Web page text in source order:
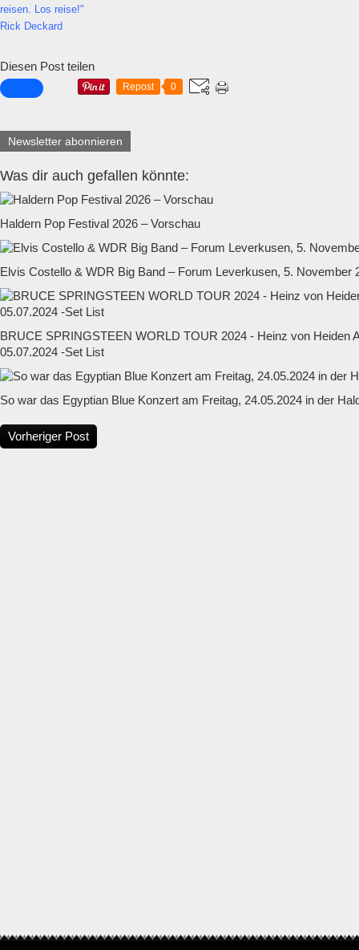
reisen. Los reise!"
Rick Deckard
Diesen Post teilen
Repost 0
Newsletter abonnieren
Was dir auch gefallen könnte:
Haldern Pop Festival 2026 – Vorschau
Elvis Costello & WDR Big Band – Forum Leverkusen, 5. November
BRUCE SPRINGSTEEN WORLD TOUR 2024 - Heinz von Heiden
05.07.2024 -Set List
So war das Egyptian Blue Konzert am Freitag, 24.05.2024 in der
Vorheriger Post